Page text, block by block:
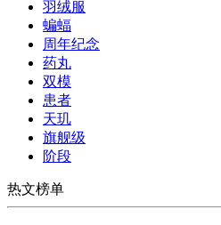
羽绒服
蝙蝠
周年纪念
药丸
双模
患者
天玑
旗舰级
阶段
热文榜单